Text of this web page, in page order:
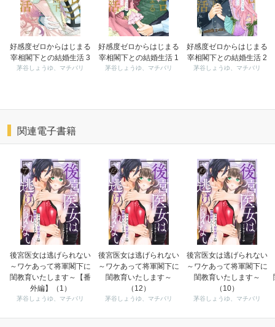
好感度ゼロからはじまる
宰相閣下との結婚生活 3
茅谷しょうゆ、マチバリ
好感度ゼロからはじまる
宰相閣下との結婚生活 1
茅谷しょうゆ、マチバリ
好感度ゼロからはじまる
宰相閣下との結婚生活 2
茅谷しょうゆ、マチバリ
関連電子書籍
後宮医女は逃げられない
～ワケあって将軍閣下に
閨教育いたします～【番
外編】（1）
茅谷しょうゆ、マチバリ
後宮医女は逃げられない
～ワケあって将軍閣下に
閨教育いたします～
（12）
茅谷しょうゆ、マチバリ
後宮医女は逃げられない
～ワケあって将軍閣下に
閨教育いたします～
（10）
茅谷しょうゆ、マチバリ